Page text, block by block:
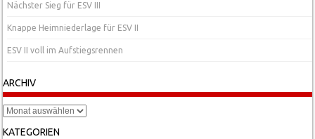
Nächster Sieg für ESV III
Knappe Heimniederlage für ESV II
ESV II voll im Aufstiegsrennen
ARCHIV
Archiv
KATEGORIEN